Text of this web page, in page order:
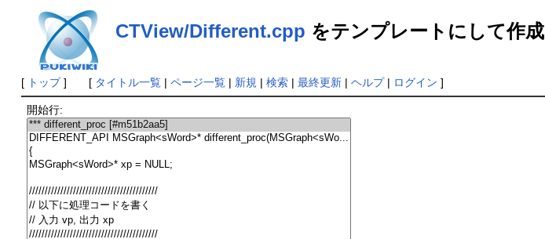
CTView/Different.cpp をテンプレートにして作成
[ トップ] [ タイトル一覧| ページ一覧| 新規 | 検索| 最終更新| ヘルプ| ログイン ]
開始行: